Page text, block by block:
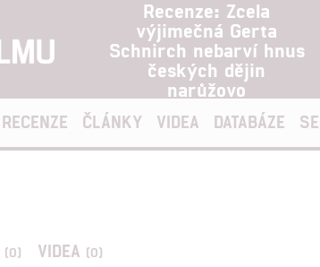
Recenze: Zcela
výjimečná Gerta
Schnirch nebarví hnus
českých dějin
narůžovo
RECENZE ČLÁNKY VIDEA DATABÁZE
(0) VIDEA (0)